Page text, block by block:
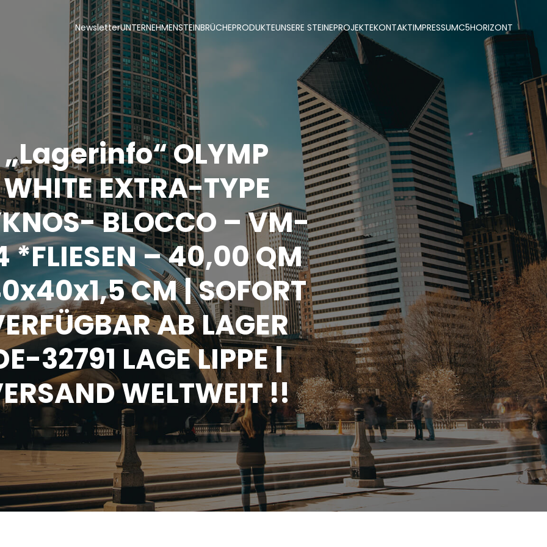
NewsletterUNTERNEHMENSTEINBRÜCHEPRODUKTEUNSERE STEINEPROJEKTEKONTAKTIMPRESSUMC5HORIZONT
„Lagerinfo“ OLYMP
WHITE EXTRA-TYPE
BLOCCO – VM-
*FLIESEN – 40,00 QM
CM | SOFORT
AB LAGER
32791 LAGE LIPPE |
WELTWEIT !!